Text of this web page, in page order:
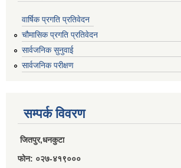
वार्षिक प्रगति प्रतिवेदन
चौमासिक प्रगति प्रतिवेदन
सार्वजनिक सुनुवाई
सार्वजनिक परीक्षण
सम्पर्क विवरण
जितपुर,धनकुटा
फोन: ०२७-४१९०००